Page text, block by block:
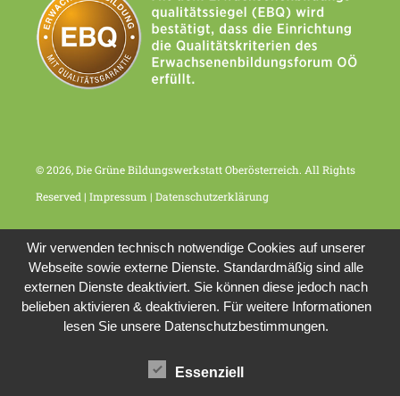
© 2026, Die Grüne Bildungswerkstatt Oberösterreich. All Rights
Reserved |Impressum |Datenschutzerklärung
Wir verwenden technisch notwendige Cookies auf unserer
Webseite sowie externe Dienste. Standardmäßig sind alle
externen Dienste deaktiviert. Sie können diese jedoch nach
belieben aktivieren & deaktivieren. Für weitere Informationen
lesen Sie unsere Datenschutzbestimmungen.
Essenziell